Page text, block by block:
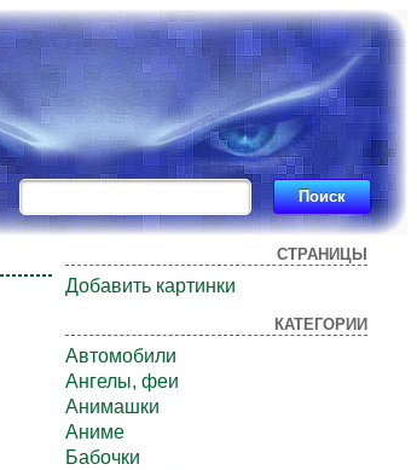
СТРАНИЦЫ
Добавить картинки
КАТЕГОРИИ
Автомобили
Ангелы, феи
Анимашки
Аниме
Бабочки